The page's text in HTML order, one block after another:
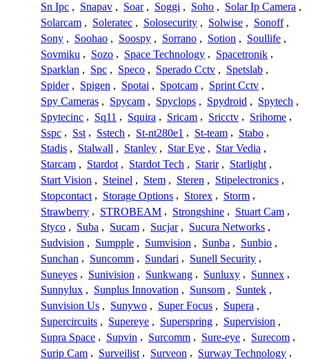
Sn Ipc , Snapav , Soar , Soggi , Soho , Solar Ip Camera ,
Solarcam , Soleratec , Solosecurity , Solwise , Sonoff ,
Sony , Soohao , Soospy , Sorrano , Sotion , Soullife ,
Sovmiku , Sozo , Space Technology , Spacetronik ,
Sparklan , Spc , Speco , Sperado Cctv , Spetslab ,
Spider , Spigen , Spotai , Spotcam , Sprint Cctv ,
Spy Cameras , Spycam , Spyclops , Spydroid , Spytech ,
Spytecinc , Sq11 , Squira , Sricam , Sricctv , Srihome ,
Sspc , Sst , Sstech , St-nt280e1 , St-team , Stabo ,
Stadis , Stalwall , Stanley , Star Eye , Star Vedia ,
Starcam , Stardot , Stardot Tech , Starir , Starlight ,
Start Vision , Steinel , Stem , Steren , Stipelectronics ,
Stopcontact , Storage Options , Storex , Storm ,
Strawberry , STROBEAM , Strongshine , Stuart Cam ,
Styco , Suba , Sucam , Sucjar , Sucura Networks ,
Sudvision , Sumpple , Sumvision , Sunba , Sunbio ,
Sunchan , Suncomm , Sundari , Sunell Security ,
Suneyes , Sunivision , Sunkwang , Sunluxy , Sunnex ,
Sunnylux , Sunplus Innovation , Sunsom , Suntek ,
Sunvision Us , Sunywo , Super Focus , Supera ,
Supercircuits , Supereye , Superspring , Supervision ,
Supra Space , Supvin , Surcomm , Sure-eye , Surecom ,
Surip Cam , Surveilist , Surveon , Surway Technology ,